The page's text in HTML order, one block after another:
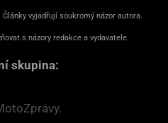
vyjadřují soukromý názor autora.
s názory redakce a vydavatele.
skupina: